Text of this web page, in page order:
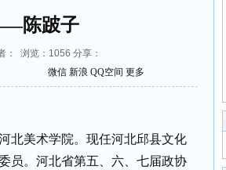
陈跛子
： 浏览： 1056 分享：
微信 新浪 QQ空间 更多
北美术学院。现任河北邱县文化
员。河北省第五、六、七届政协